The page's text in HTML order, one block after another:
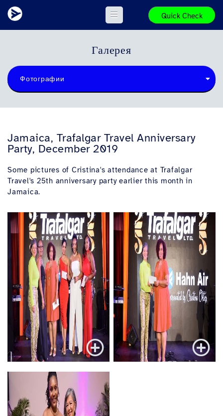
Quick Check
Галерея
Фотографии
Jamaica, Trafalgar Travel Anniversary
Party, December 2019
Some pictures of Cristina's attendance at Trafalgar
Travel's 25th anniversary party earlier this month in
Jamaica.